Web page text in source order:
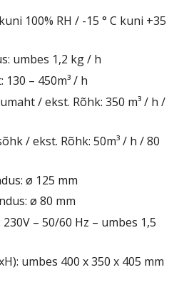
100% RH / -15 ° C kuni +35
umbes 1,2 kg / h
– 450m³ / h
/ ekst. Rõhk: 350 m³ / h /
/ ekst. Rõhk: 50m³ / h / 80
ø 125 mm
ø 80 mm
– 50/60 Hz – umbes 1,5
umbes 400 x 350 x 405 mm